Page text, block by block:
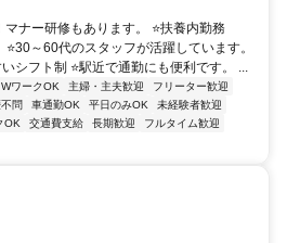
ナー研修もあります。 ⭐扶養内勤務
～60代のスタッフが活躍しています。
シフト制 ⭐駅近で通勤にも便利です。 ...
ワークOK 主婦・主夫歓迎
フリーター歓迎
問 車通勤OK 平日のみOK
未経験者歓迎
OK 交通費支給 長期歓迎
フルタイム歓迎